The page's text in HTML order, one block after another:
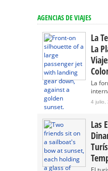
AGENCIAS DE VIAJES
La
La
La
4 julio,
Las